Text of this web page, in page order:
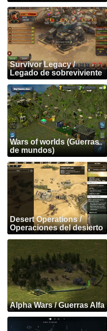
Survivor Legacy /
Legado de sobreviviente
Wars of worlds (Guerras
de mundos)
Desert Operations /
Operaciones del desierto
Alpha Wars / Guerras Alfa